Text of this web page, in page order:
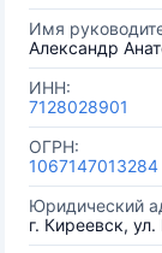
Имя
Александр
ИНН:
7128028901
ОГРН:
1067147013284
Юридический
г. Киреевск,